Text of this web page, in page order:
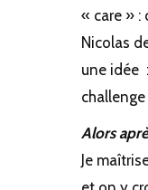
« care » :
Nicolas
une idée
challenge
Alors
Je